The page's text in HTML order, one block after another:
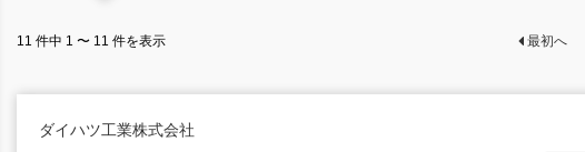
11 件中 1 〜 11 件を表示 最初へ
ダイハツ工業株式会社